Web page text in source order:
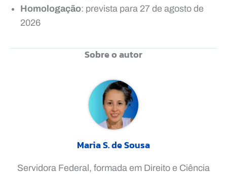
Homologação: prevista para 27 de agosto de
2026
Sobre o autor
Maria S. de Sousa
Servidora Federal, formada em Direito e Ciência